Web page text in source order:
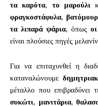
τα καρότα, το μαρούλι
φραγκοστάφυλα,
τα λιπαρά ψάρια, όπως
είναι πλούσιες πηγές
Για να επιταχυνθεί η
καταναλώνουμε
μέταλλο που
συκώτι, μανιτάρια,